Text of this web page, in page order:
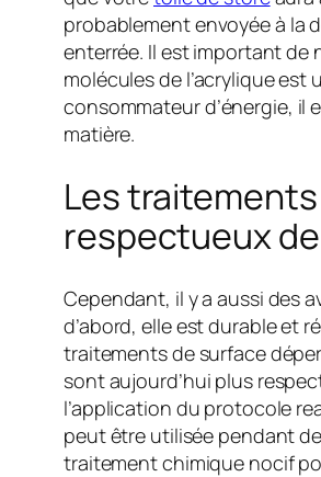
probablement envoyée à la
enterrée. Il est important de
molécules de l’acrylique
consommateur d’énergie, il
matière.
Les
respectueux
Cependant, il y a aussi des
d’abord, elle est durable et
traitements de surface
sont aujourd’hui plus
l’application du protocole
peut être utilisée pendant
traitement chimique nocif